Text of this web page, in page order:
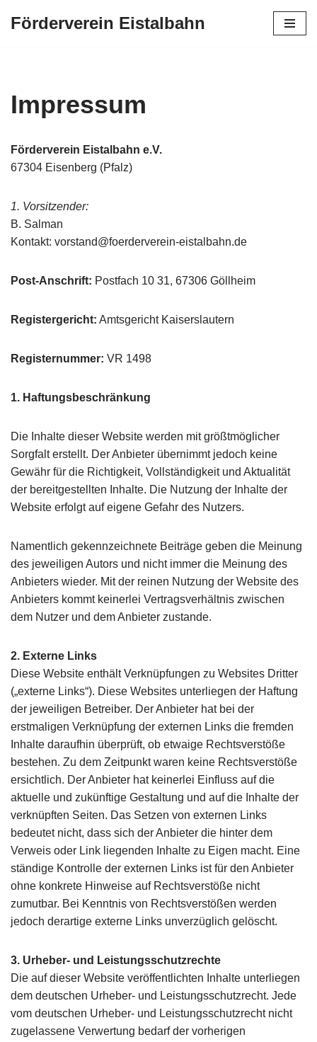
Förderverein Eistalbahn
Impressum
Förderverein Eistalbahn e.V.
67304 Eisenberg (Pfalz)
1. Vorsitzender:
B. Salman
Kontakt: vorstand@foerderverein-eistalbahn.de
Post-Anschrift: Postfach 10 31, 67306 Göllheim
Registergericht: Amtsgericht Kaiserslautern
Registernummer: VR 1498
1. Haftungsbeschränkung
Die Inhalte dieser Website werden mit größtmöglicher
Sorgfalt erstellt. Der Anbieter übernimmt jedoch keine
Gewähr für die Richtigkeit, Vollständigkeit und Aktualität
der bereitgestellten Inhalte. Die Nutzung der Inhalte der
Website erfolgt auf eigene Gefahr des Nutzers.
Namentlich gekennzeichnete Beiträge geben die Meinung
des jeweiligen Autors und nicht immer die Meinung des
Anbieters wieder. Mit der reinen Nutzung der Website des
Anbieters kommt keinerlei Vertragsverhältnis zwischen
dem Nutzer und dem Anbieter zustande.
2. Externe Links
Diese Website enthält Verknüpfungen zu Websites Dritter
(„externe Links“). Diese Websites unterliegen der Haftung
der jeweiligen Betreiber. Der Anbieter hat bei der
erstmaligen Verknüpfung der externen Links die fremden
Inhalte daraufhin überprüft, ob etwaige Rechtsverstöße
bestehen. Zu dem Zeitpunkt waren keine Rechtsverstöße
ersichtlich. Der Anbieter hat keinerlei Einfluss auf die
aktuelle und zukünftige Gestaltung und auf die Inhalte der
verknüpften Seiten. Das Setzen von externen Links
bedeutet nicht, dass sich der Anbieter die hinter dem
Verweis oder Link liegenden Inhalte zu Eigen macht. Eine
ständige Kontrolle der externen Links ist für den Anbieter
ohne konkrete Hinweise auf Rechtsverstöße nicht
zumutbar. Bei Kenntnis von Rechtsverstößen werden
jedoch derartige externe Links unverzüglich gelöscht.
3. Urheber- und Leistungsschutzrechte
Die auf dieser Website veröffentlichten Inhalte unterliegen
dem deutschen Urheber- und Leistungsschutzrecht. Jede
vom deutschen Urheber- und Leistungsschutzrecht nicht
zugelassene Verwertung bedarf der vorherigen